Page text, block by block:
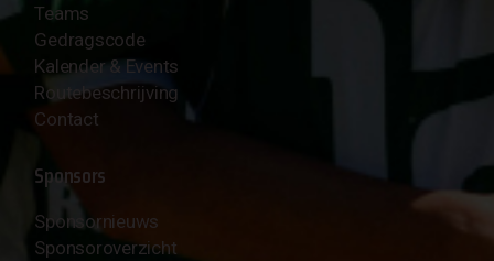
Teams
Gedragscode
Kalender & Events
Routebeschrijving
Contact
Sponsors
Sponsornieuws
Sponsoroverzicht